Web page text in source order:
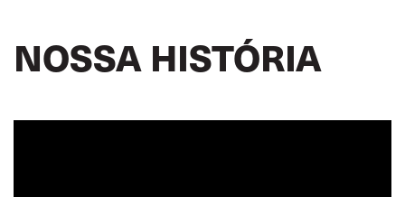
NOSSA HISTÓRIA